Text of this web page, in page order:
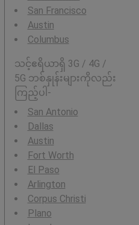
San Francisco
Austin
Columbus
သင့်ဧရိယာရှိ 3G / 4G /
5G ဘစ်နှုန်းများကိုလည်း
ကြည့်ပါ-
San Antonio
Dallas
Austin
Fort Worth
El Paso
Arlington
Corpus Christi
Plano